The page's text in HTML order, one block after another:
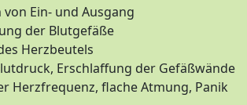
Ein- und Ausgang
der Blutgefäße
Herzbeutels
Erschlaffung der Gefäßwände
Herzfrequenz, flache Atmung, Panik